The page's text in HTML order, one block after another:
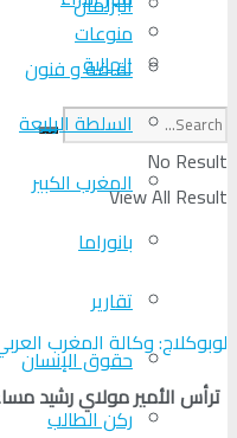
منوعات
ثقافة و فنون
No Result
View All Result
الجالية
السلطة الرابعة
المغرب الكبير
بانوراما
تقارير
حقوق الإنسان
ركن الطالب
لوبوكلاج: وكالة المغرب العربي
ترأس الأمير مولاي رشيد